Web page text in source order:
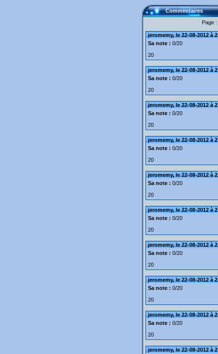
Commentaires
Page :
jeromemy, le 22-08-2012 à
Sa note : 0/20
20
jeromemy, le 22-08-2012 à
Sa note : 0/20
20
jeromemy, le 22-08-2012 à
Sa note : 0/20
20
jeromemy, le 22-08-2012 à
Sa note : 0/20
20
jeromemy, le 22-08-2012 à
Sa note : 0/20
20
jeromemy, le 22-08-2012 à
Sa note : 0/20
20
jeromemy, le 22-08-2012 à
Sa note : 0/20
20
jeromemy, le 22-08-2012 à
Sa note : 0/20
20
jeromemy, le 22-08-2012 à
Sa note : 0/20
20
jeromemy, le 22-08-2012 à